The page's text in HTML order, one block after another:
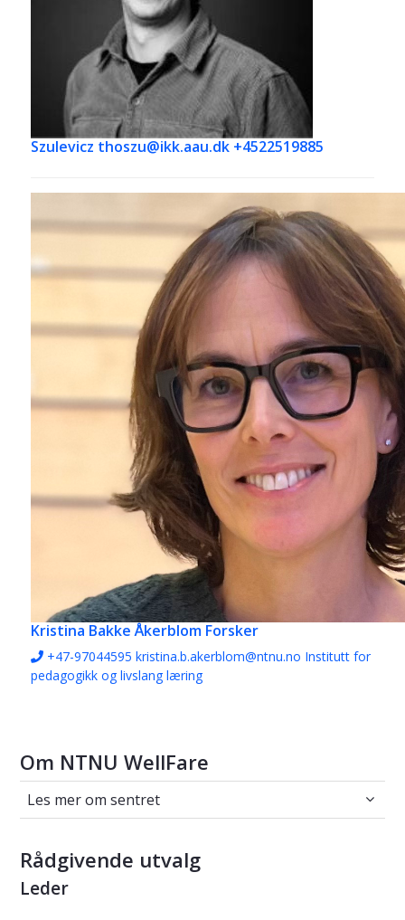
Szulevicz thoszu@ikk.aau.dk +4522519885
Kristina Bakke Åkerblom Forsker
+47-97044595 kristina.b.akerblom@ntnu.no Institutt for
pedagogikk og livslang læring
Om NTNU WellFare
Les mer om sentret
Les mer om sentret
Rådgivende utvalg
Leder